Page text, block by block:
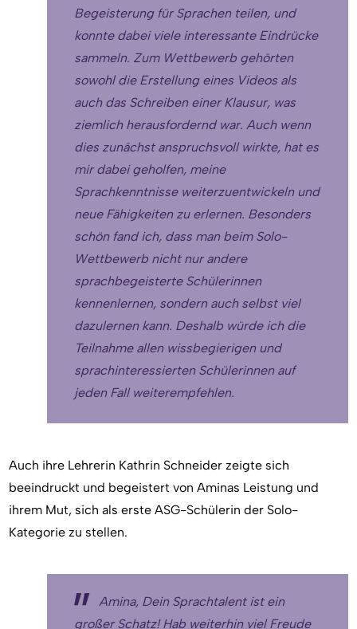
Begeisterung für Sprachen teilen, und
konnte dabei viele interessante Eindrücke
sammeln. Zum Wettbewerb gehörten
sowohl die Erstellung eines Videos als
auch das Schreiben einer Klausur, was
ziemlich herausfordernd war. Auch wenn
dies zunächst anspruchsvoll wirkte, hat es
mir dabei geholfen, meine
Sprachkenntnisse weiterzuentwickeln und
neue Fähigkeiten zu erlernen. Besonders
schön fand ich, dass man beim Solo-
Wettbewerb nicht nur andere
sprachbegeisterte Schülerinnen
kennenlernen, sondern auch selbst viel
dazulernen kann. Deshalb würde ich die
Teilnahme allen wissbegierigen und
sprachinteressierten Schülerinnen auf
jeden Fall weiterempfehlen.
Auch ihre Lehrerin Kathrin Schneider zeigte sich
beeindruckt und begeistert von Aminas Leistung und
ihrem Mut, sich als erste ASG-Schülerin der Solo-
Kategorie zu stellen.
Amina, Dein Sprachtalent ist ein
großer Schatz! Hab weiterhin viel Freude